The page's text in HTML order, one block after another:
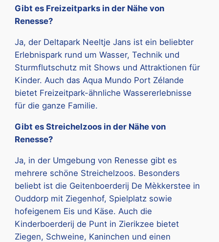
Gibt es Freizeitparks in der Nähe von
Renesse?
Ja, der Deltapark Neeltje Jans ist ein beliebter
Erlebnispark rund um Wasser, Technik und
Sturmflutschutz mit Shows und Attraktionen für
Kinder. Auch das Aqua Mundo Port Zélande
bietet Freizeitpark-ähnliche Wassererlebnisse
für die ganze Familie.
Gibt es Streichelzoos in der Nähe von
Renesse?
Ja, in der Umgebung von Renesse gibt es
mehrere schöne Streichelzoos. Besonders
beliebt ist die Geitenboerderij De Mèkkerstee in
Ouddorp mit Ziegenhof, Spielplatz sowie
hofeigenem Eis und Käse. Auch die
Kinderboerderij de Punt in Zierikzee bietet
Ziegen, Schweine, Kaninchen und einen